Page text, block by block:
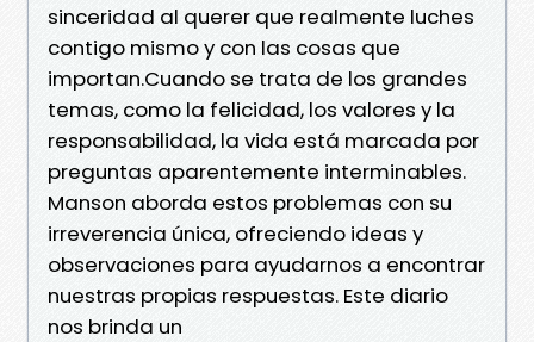
sinceridad al querer que realmente luches
contigo mismo y con las cosas que
importan.Cuando se trata de los grandes
temas, como la felicidad, los valores y la
responsabilidad, la vida está marcada por
preguntas aparentemente interminables.
Manson aborda estos problemas con su
irreverencia única, ofreciendo ideas y
observaciones para ayudarnos a encontrar
nuestras propias respuestas. Este diario
nos brinda un